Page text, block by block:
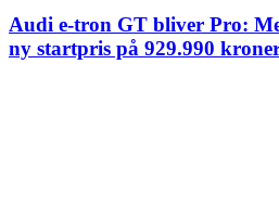
Audi e-tron GT bliver Pro:
ny startpris på 929.990